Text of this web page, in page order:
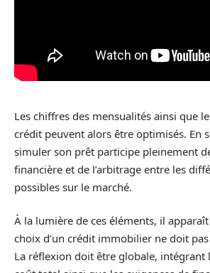
Les chiffres des mensualités ainsi que
crédit peuvent alors être optimisés. En
simuler son prêt participe pleinement
financière et de l’arbitrage entre les
possibles sur le marché.
À la lumière de ces éléments, il
choix d’un crédit immobilier ne doit
La réflexion doit être globale, intégrant